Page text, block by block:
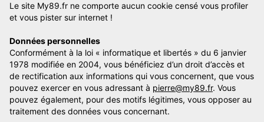
Le site My89.fr ne comporte aucun cookie censé vous profiler
et vous pister sur internet !
Données personnelles
Conformément à la loi « informatique et libertés » du 6 janvier
1978 modifiée en 2004, vous bénéficiez d’un droit d’accès et
de rectification aux informations qui vous concernent, que vous
pouvez exercer en vous adressant à pierre@my89.fr. Vous
pouvez également, pour des motifs légitimes, vous opposer au
traitement des données vous concernant.